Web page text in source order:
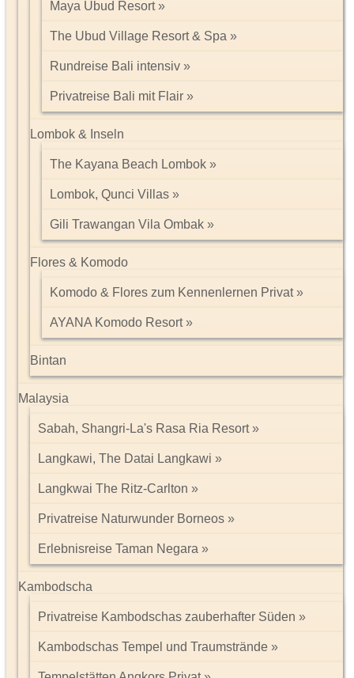
Maya Ubud Resort
The Ubud Village Resort & Spa
Rundreise Bali intensiv
Privatreise Bali mit Flair
Lombok & Inseln
The Kayana Beach Lombok
Lombok, Qunci Villas
Gili Trawangan Vila Ombak
Flores & Komodo
Komodo & Flores zum Kennenlernen Privat
AYANA Komodo Resort
Bintan
Malaysia
Sabah, Shangri-La's Rasa Ria Resort
Langkawi, The Datai Langkawi
Langkwai The Ritz-Carlton
Privatreise Naturwunder Borneos
Erlebnisreise Taman Negara
Kambodscha
Privatreise Kambodschas zauberhafter Süden
Kambodschas Tempel und Traumstrände